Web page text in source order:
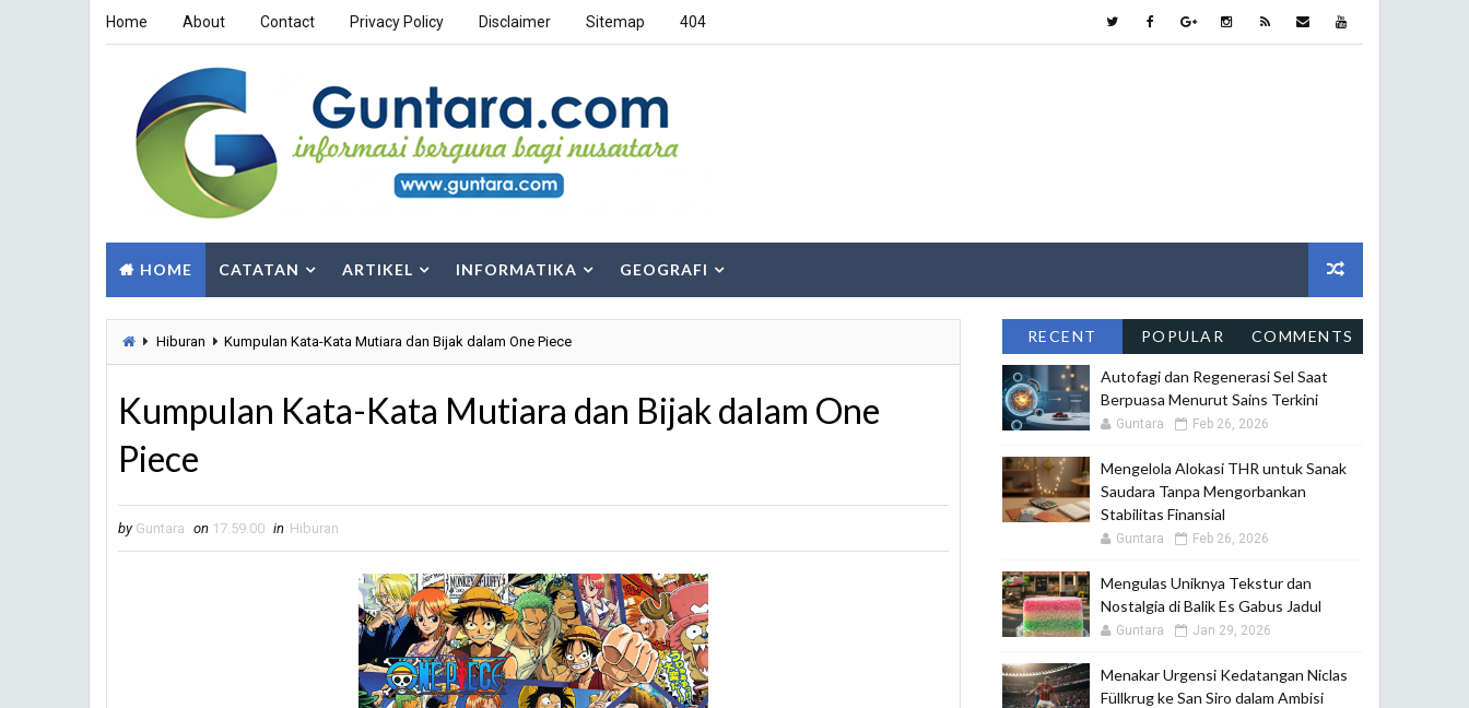
Home About Contact Privacy Policy Disclaimer Sitemap 404
HOME CATATAN ARTIKEL INFORMATIKA GEOGRAFI
Hiburan Kumpulan Kata-Kata Mutiara dan Bijak dalam One Piece
Kumpulan Kata-Kata Mutiara dan Bijak dalam One
Piece
by Guntara on 17.59.00 in Hiburan
RECENT POPULAR COMMENTS
Autofagi dan Regenerasi Sel Saat
Berpuasa Menurut Sains Terkini
Guntara Feb 26, 2026
Mengelola Alokasi THR untuk Sanak
Saudara Tanpa Mengorbankan
Stabilitas Finansial
Guntara Feb 26, 2026
Mengulas Uniknya Tekstur dan
Nostalgia di Balik Es Gabus Jadul
Guntara Jan 29, 2026
Menakar Urgensi Kedatangan Niclas
Füllkrug ke San Siro dalam Ambisi